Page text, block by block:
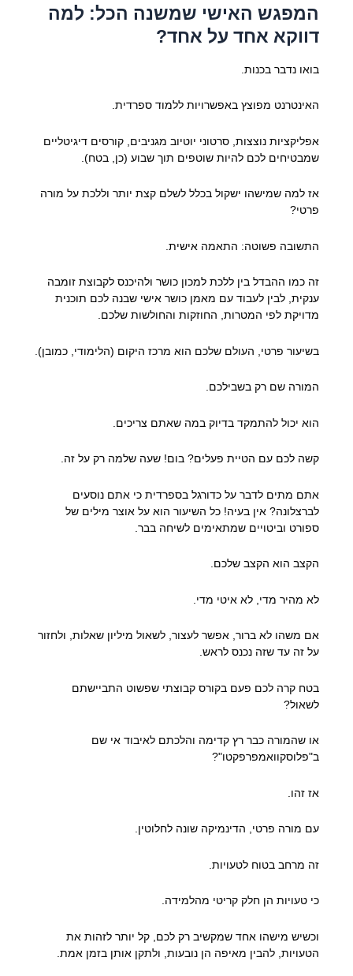
המפגש האישי שמשנה הכל: למה
דווקא אחד על אחד?
בואו נדבר בכנות.
האינטרנט מפוצץ באפשרויות ללמוד ספרדית.
אפליקציות נוצצות, סרטוני יוטיוב מגניבים, קורסים דיגיטליים
שמבטיחים לכם להיות שוטפים תוך שבוע (כן, בטח).
אז למה שמישהו ישקול בכלל לשלם קצת יותר וללכת על מורה
פרטי?
התשובה פשוטה: התאמה אישית.
זה כמו ההבדל בין ללכת למכון כושר ולהיכנס לקבוצת זומבה
ענקית, לבין לעבוד עם מאמן כושר אישי שבנה לכם תוכנית
מדויקת לפי המטרות, החוזקות והחולשות שלכם.
בשיעור פרטי, העולם שלכם הוא מרכז היקום (הלימודי, כמובן).
המורה שם רק בשבילכם.
הוא יכול להתמקד בדיוק במה שאתם צריכים.
קשה לכם עם הטיית פעלים? בום! שעה שלמה רק על זה.
אתם מתים לדבר על כדורגל בספרדית כי אתם נוסעים
לברצלונה? אין בעיה! כל השיעור הוא על אוצר מילים של
ספורט וביטויים שמתאימים לשיחה בבר.
הקצב הוא הקצב שלכם.
לא מהיר מדי, לא איטי מדי.
אם משהו לא ברור, אפשר לעצור, לשאול מיליון שאלות, ולחזור
על זה עד שזה נכנס לראש.
בטח קרה לכם פעם בקורס קבוצתי שפשוט התביישתם
לשאול?
או שהמורה כבר רץ קדימה והלכתם לאיבוד אי שם
ב"פלוסקוואמפרפקטו"?
אז זהו.
עם מורה פרטי, הדינמיקה שונה לחלוטין.
זה מרחב בטוח לטעויות.
כי טעויות הן חלק קריטי מהלמידה.
וכשיש מישהו אחד שמקשיב רק לכם, קל יותר לזהות את
הטעויות, להבין מאיפה הן נובעות, ולתקן אותן בזמן אמת.